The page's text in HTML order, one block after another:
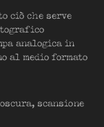
ciò che serve
analogica in
al medio formato
scansione